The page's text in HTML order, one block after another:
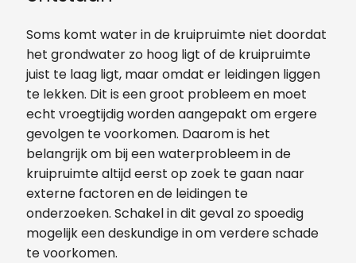
Soms komt water in de kruipruimte niet doordat
het grondwater zo hoog ligt of de kruipruimte
juist te laag ligt, maar omdat er leidingen liggen
te lekken. Dit is een groot probleem en moet
echt vroegtijdig worden aangepakt om ergere
gevolgen te voorkomen. Daarom is het
belangrijk om bij een waterprobleem in de
kruipruimte altijd eerst op zoek te gaan naar
externe factoren en de leidingen te
onderzoeken. Schakel in dit geval zo spoedig
mogelijk een deskundige in om verdere schade
te voorkomen.